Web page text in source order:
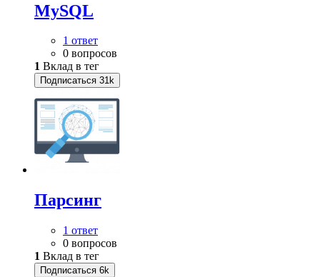
MySQL
1 ответ
0 вопросов
1 Вклад в тег
Подписаться 31k
Парсинг
1 ответ
0 вопросов
1 Вклад в тег
Подписаться 6k